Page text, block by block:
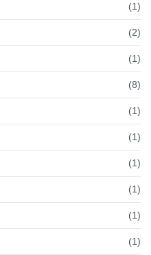
(1)
(2)
(1)
(8)
(1)
(1)
(1)
(1)
(1)
(1)